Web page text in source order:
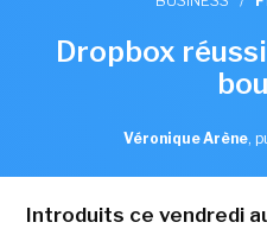
Dropbox
Véronique Arène,
Introduits ce vendredi